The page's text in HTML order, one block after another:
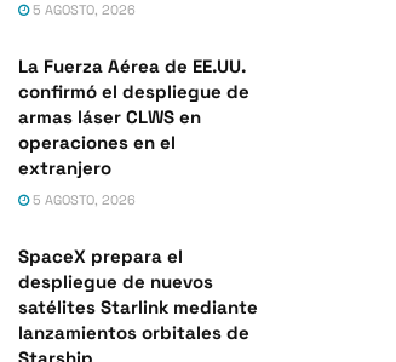
5 AGOSTO, 2026
La Fuerza Aérea de EE.UU.
confirmó el despliegue de
armas láser CLWS en
operaciones en el
extranjero
5 AGOSTO, 2026
SpaceX prepara el
despliegue de nuevos
satélites Starlink mediante
lanzamientos orbitales de